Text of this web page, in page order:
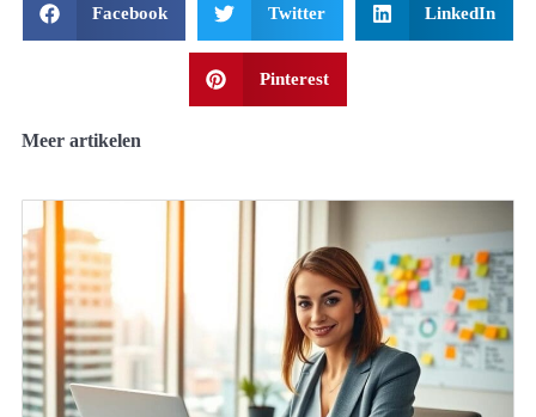
Facebook Twitter LinkedIn
Pinterest
Meer artikelen